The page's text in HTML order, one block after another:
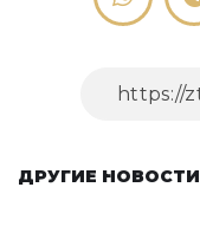
ДРУГИЕ НОВОСТИ